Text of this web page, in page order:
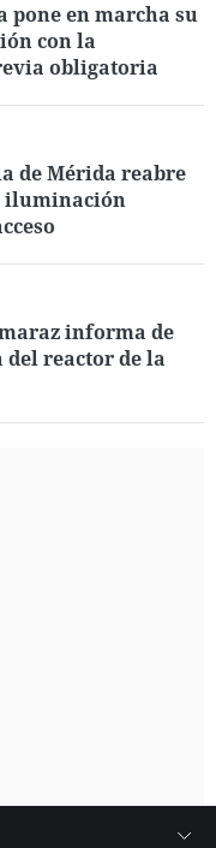
pone en marcha su
con la
obligatoria
de Mérida reabre
iluminación
informa de
reactor de la